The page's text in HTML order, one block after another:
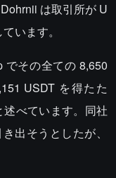
は取引所が U
います。
でその全ての 8,650
USDT を得たた
べています。同社
出そうとしたが、